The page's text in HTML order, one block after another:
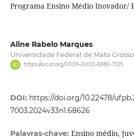
Programa Ensino Médio Inovador/
Aline Rabelo Marques
Universidade Federal de Mato
https://orcid.org/0009-0000-6380-7125
DOI: https://doi.org/10.22478/
7003.2024v33n1.68626
Palavras-chave: Ensino médio,